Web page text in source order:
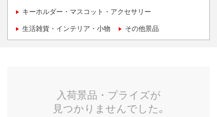
キーホルダー・マスコット・アクセサリー
生活雑貨・インテリア・小物 その他景品